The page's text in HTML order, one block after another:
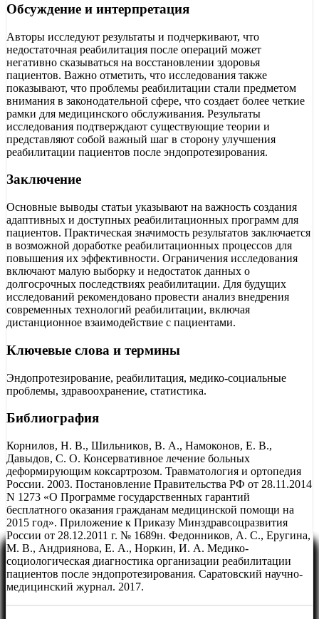
Обсуждение и интерпретация
Авторы исследуют результаты и подчеркивают, что
недостаточная реабилитация после операций может
негативно сказываться на восстановлении здоровья
пациентов. Важно отметить, что исследования также
показывают, что проблемы реабилитации стали предметом
внимания в законодательной сфере, что создает более четкие
рамки для медицинского обслуживания. Результаты
исследования подтверждают существующие теории и
представляют собой важный шаг в сторону улучшения
реабилитации пациентов после эндопротезирования.
Заключение
Основные выводы статьи указывают на важность создания
адаптивных и доступных реабилитационных программ для
пациентов. Практическая значимость результатов заключается
в возможной доработке реабилитационных процессов для
повышения их эффективности. Ограничения исследования
включают малую выборку и недостаток данных о
долгосрочных последствиях реабилитации. Для будущих
исследований рекомендовано провести анализ внедрения
современных технологий реабилитации, включая
дистанционное взаимодействие с пациентами.
Ключевые слова и термины
Эндопротезирование, реабилитация, медико-социальные
проблемы, здравоохранение, статистика.
Библиография
Корнилов, Н. В., Шильников, В. А., Намоконов, Е. В.,
Давыдов, С. О. Консервативное лечение больных
деформирующим коксартрозом. Травматология и ортопедия
России. 2003. Постановление Правительства РФ от 28.11.2014
N 1273 «О Программе государственных гарантий
бесплатного оказания гражданам медицинской помощи на
2015 год». Приложение к Приказу Минздравсоцразвития
России от 28.12.2011 г. № 1689н. Федонников, А. С., Еругина,
М. В., Андриянова, Е. А., Норкин, И. А. Медико-
социологическая диагностика организации реабилитации
пациентов после эндопротезирования. Саратовский научно-
медицинский журнал. 2017.